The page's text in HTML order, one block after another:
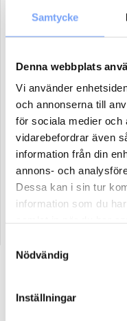
Samtycke
Denna webbplats
Vi använder
och annonserna till
för sociala medier och
vidarebefordrar även
information från din
annons- och
Dessa kan i sin tur
information som du
Nödvändig
Inställningar
Reklammaterial:
Jag har eller ordnar
Jag har ej material och
Antal paket (se ovan)